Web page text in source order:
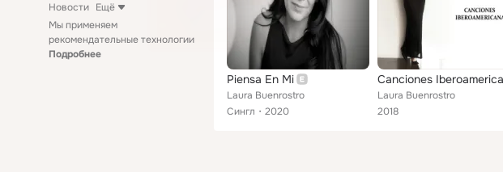
Новости Ещё
Мы применяем
рекомендательные технологии
Подробнее
Piensa En Mi
Laura Buenrostro
Сингл
2020
Laura Buenrostro
2018